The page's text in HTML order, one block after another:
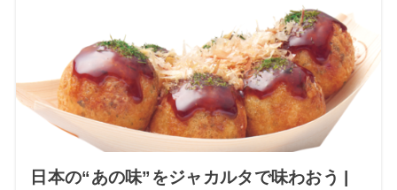
日本の“あの味”をジャカルタで味わおう |